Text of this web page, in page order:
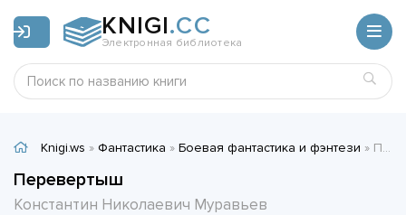
KNIGI.CC
Электронная библиотека
Knigi.ws » Фантастика » Боевая фантастика и фэнтези » Перевертыш - Константин Николаевич Муравьев
Перевертыш
Константин Николаевич Муравьев